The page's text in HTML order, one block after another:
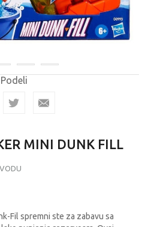
Podeli
MINI DUNK FILL
Fil spremni ste za zabavu sa